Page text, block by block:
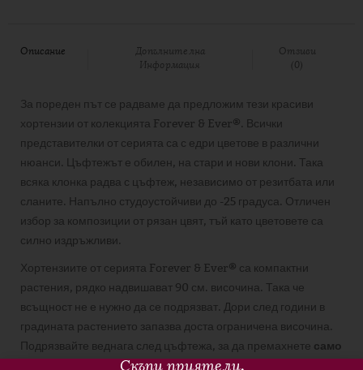
Описание
Допълнителна
Информация
Отзиви
(0)
За пореден път се радваме да предложим тези красиви
хортензии от колекцията Forever & Ever®. Всички
представителки от серията са с едри цветове в различни
нюанси. Цъфтежът е обилен, на стари и нови клони. Така
всяка клонка радва с цъфтеж, независимо от резитбата или
сланите. Напълно студоустойчиви до -25 градуса. Отличен
избор за композиции от рязан цвят, тъй като цветовете са
силно издръжливи.
Хортензиите от серията Forever & Ever® са компактни
растения, рядко надвишават 90 см. височина. Така че
всъщност не е нужно да се подрязват. Дори след години в
градината растението запазва доста ограничена височина.
Подрязвайте веднага след цъфтежа, за да премахнете само
прецъфтелите цветове и мъртви или пресичащи се клони,
Скъпи приятели,